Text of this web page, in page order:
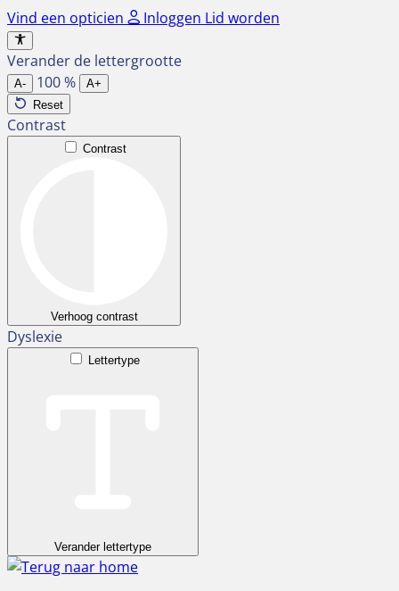
Ga
naar
de
inhoud
Vind een opticien Inloggen Lid worden
Verander de lettergrootte
A- 100%
A+
Reset
Contrast
Contrast
Verhoog contrast
Dyslexie
Lettertype
Verander lettertype